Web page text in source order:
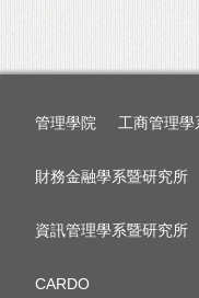
管理學院 工商管理
財務金融學系暨研究所
資訊管理學系暨研究所
CARDO